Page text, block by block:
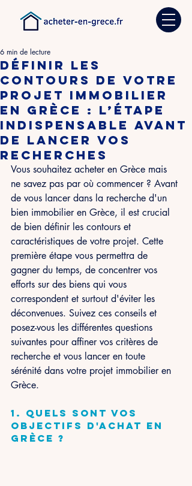
Définir les
contours de votre
projet immobilier
en Grèce : l’étape
indispensable avant
de lancer vos
recherches
6 min de lecture
Vous souhaitez acheter en Grèce mais
ne savez pas par où commencer ? Avant
de vous lancer dans la recherche d'un
bien immobilier en Grèce, il est crucial
de bien définir les contours et
caractéristiques de votre projet. Cette
première étape vous permettra de
gagner du temps, de concentrer vos
efforts sur des biens qui vous
correspondent et surtout d'éviter les
déconvenues. Suivez ces conseils et
posez-vous les différentes questions
suivantes pour affiner vos critères de
recherche et vous lancer en toute
sérénité dans votre projet immobilier en
Grèce.
1. Quels sont vos
objectifs d'achat en
Grèce ?